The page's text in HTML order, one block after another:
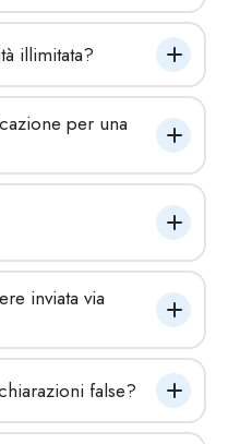
illimitata?
per una
inviata via
false?